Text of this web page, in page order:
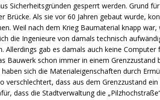
Sicherheitsgründen gesperrt werden. Grund
Brücke. Als sie vor 60 Jahren gebaut wurde,
Weil nach dem Krieg Baumaterial knapp
die Ingenieure von damals technisch
Allerdings gab es damals auch keine
Bauwerk schon immer in einem Grenzzustand
sich die Materialeigenschaften durch
verschlechtert, dass aus dem Grenzzustand
dass die Stadtverwaltung die